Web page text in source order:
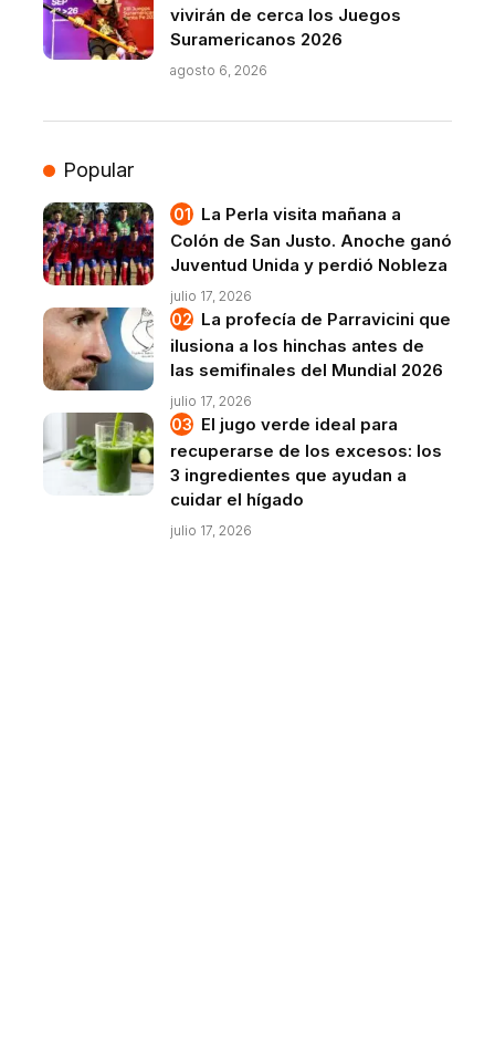
vivirán de cerca los Juegos
Suramericanos 2026
agosto 6, 2026
Popular
La Perla visita mañana a
Colón de San Justo. Anoche ganó
Juventud Unida y perdió Nobleza
julio 17, 2026
La profecía de Parravicini que
ilusiona a los hinchas antes de
las semifinales del Mundial 2026
julio 17, 2026
El jugo verde ideal para
recuperarse de los excesos: los
3 ingredientes que ayudan a
cuidar el hígado
julio 17, 2026